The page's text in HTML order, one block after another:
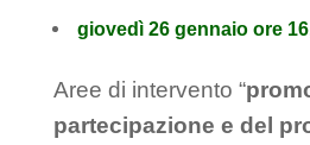
giovedì 26 gennaio ore
Aree di intervento “
partecipazione e del